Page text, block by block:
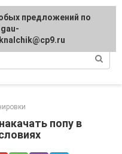
попу в
предложений по